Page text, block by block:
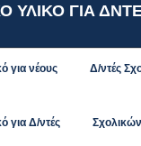
ΥΛΙΚΟ ΓΙΑ
για νέους Δ/ντές
για Δ/ντές